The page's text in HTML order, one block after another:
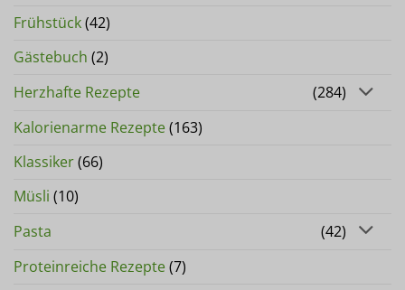
Frühstück(42)
Gästebuch (2)
Herzhafte Rezepte
(284)
Kalorienarme Rezepte(163)
Klassiker(66)
Müsli (10)
Pasta
(42)
Proteinreiche Rezepte(7)